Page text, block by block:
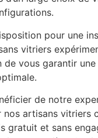
pour une
vitriers
de vous garantir
de notre
artisans vitriers
gratuit et sans